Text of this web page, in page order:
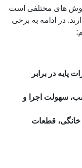
مختلفی است
به برخی
برابر
اجرا و